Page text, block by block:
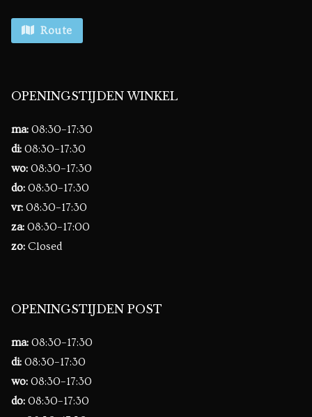
Route
OPENINGSTIJDEN WINKEL
ma: 08:30–17:30
di: 08:30–17:30
wo: 08:30–17:30
do: 08:30–17:30
vr: 08:30–17:30
za: 08:30–17:00
zo: Closed
OPENINGSTIJDEN POST
ma: 08:30–17:30
di: 08:30–17:30
wo: 08:30–17:30
do: 08:30–17:30